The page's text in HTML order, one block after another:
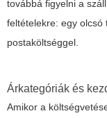
továbbá figyelni a
feltételekre: egy olcsó
postaköltséggel.
Árkategóriák és
Amikor a